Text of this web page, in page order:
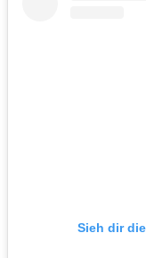
Sieh dir